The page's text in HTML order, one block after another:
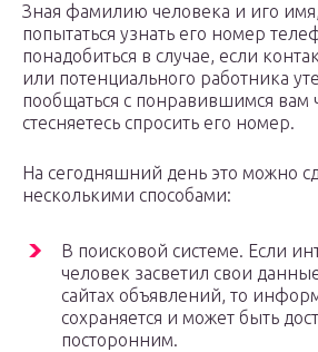
Зная фамилию человека и иго
попытаться узнать его номер
понадобиться в случае, если
или потенциального работника
пообщаться с понравившимся вам
стесняетесь спросить его номер.
На сегодняшний день это можно
несколькими способами:
В поисковой системе. Если
человек засветил свои
сайтах объявлений, то
сохраняется и может быть
посторонним.